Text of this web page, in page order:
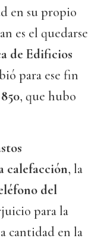
en su propio
es el quedarse
de Edificios
para ese fin
850, que hubo
calefacción, la
del
para la
cantidad en la